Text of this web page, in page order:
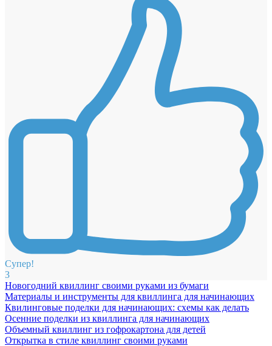
Супер!
3
Новогодний квиллинг своими руками из бумаги
Материалы и инструменты для квиллинга для начинающих
Квилинговые поделки для начинающих: схемы как делать
Осенние поделки из квиллинга для начинающих
Объемный квиллинг из гофрокартона для детей
Открытка в стиле квиллинг своими руками